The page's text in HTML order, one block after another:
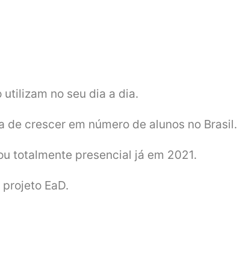
no seu dia a dia.
crescer em número de alunos no Brasil.
totalmente presencial já em 2021.
EaD.